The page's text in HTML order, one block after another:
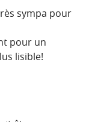
sympa pour
pour un
lisible!